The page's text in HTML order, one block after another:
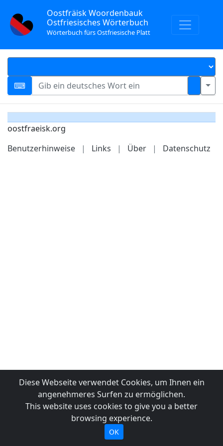
Oostfräisk Woordenbauk
Ostfriesisches Wörterbuch
Wörterbuch fürs Ostfriesische Platt
oostfraeisk.org
Benutzerhinweise
| Links | Über | Datenschutz
Diese Webseite verwendet Cookies, um Ihnen ein
angenehmeres Surfen zu ermöglichen.
This website uses cookies to give you a better
browsing experience.
OK